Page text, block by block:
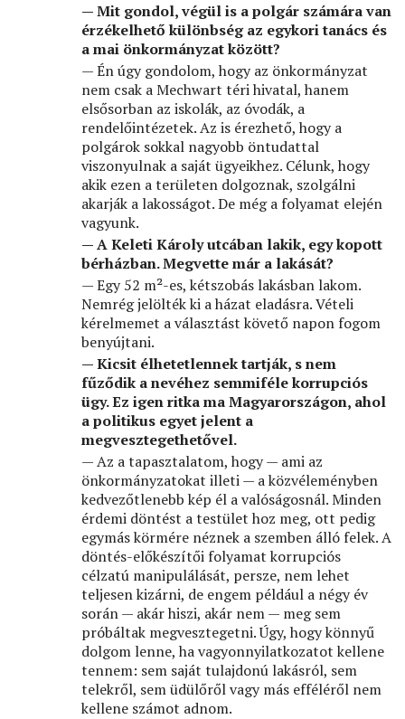
— Mit gondol, végül is a polgár számára van
érzékelhető különbség az egykori tanács és
a mai önkormányzat között?
— Én úgy gondolom, hogy az önkormányzat
nem csak a Mechwart téri hivatal, hanem
elsősorban az iskolák, az óvodák, a
rendelőintézetek. Az is érezhető, hogy a
polgárok sokkal nagyobb öntudattal
viszonyulnak a saját ügyeikhez. Célunk, hogy
akik ezen a területen dolgoznak, szolgálni
akarják a lakosságot. De még a folyamat elején
vagyunk.
— A Keleti Károly utcában lakik, egy kopott
bérházban. Megvette már a lakását?
— Egy 52 m²-es, kétszobás lakásban lakom.
Nemrég jelölték ki a házat eladásra. Vételi
kérelmemet a választást követő napon fogom
benyújtani.
— Kicsit élhetetlennek tartják, s nem
fűződik a nevéhez semmiféle korrupciós
ügy. Ez igen ritka ma Magyarországon, ahol
a politikus egyet jelent a
megvesztegethetővel.
— Az a tapasztalatom, hogy — ami az
önkormányzatokat illeti — a közvéleményben
kedvezőtlenebb kép él a valóságosnál. Minden
érdemi döntést a testület hoz meg, ott pedig
egymás körmére néznek a szemben álló felek. A
döntés-előkészítői folyamat korrupciós
célzatú manipulálását, persze, nem lehet
teljesen kizárni, de engem például a négy év
során — akár hiszi, akár nem — meg sem
próbáltak megvesztegetni. Úgy, hogy könnyű
dolgom lenne, ha vagyonnyilatkozatot kellene
tennem: sem saját tulajdonú lakásról, sem
telekről, sem üdülőről vagy más efféléről nem
kellene számot adnom.